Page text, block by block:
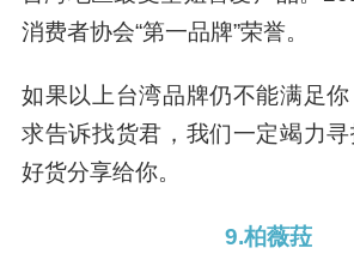
消费者协会“第一品牌”荣誉。
如果以上台湾品牌仍不能满足
求告诉找货君，我们一定竭力
好货分享给你。
9.柏薇菈